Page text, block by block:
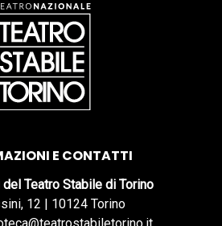
E CONTATTI
Teatro Stabile di Torino
12 | 10124 Torino